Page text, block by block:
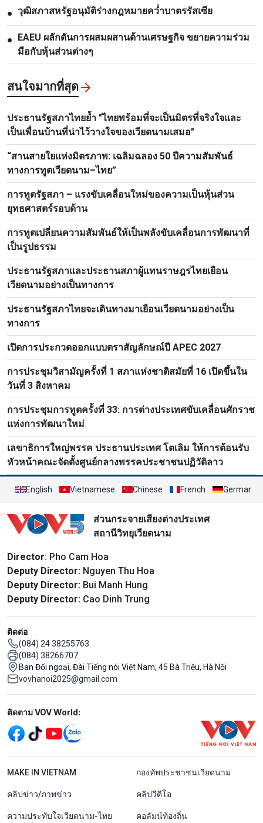
● วุฒิสภาสหรัฐอนุมัติร่างกฎหมายคว่ำบาตรรัสเซีย
● EAEU ผลักดันการผสมผสานด้านเศรษฐกิจ ขยายความร่วม
มือกับหุ้นส่วนต่างๆ
สนใจมากที่สุด
ประธานรัฐสภาไทยย้ำ "ไทยพร้อมที่จะเป็นมิตรที่จริงใจและ
เป็นเพื่อนบ้านที่น่าไว้วางใจของเวียดนามเสมอ"
“สานสายใยแห่งมิตรภาพ: เฉลิมฉลอง 50 ปีความสัมพันธ์
ทางการทูตเวียดนาม–ไทย”
การทูตรัฐสภา – แรงขับเคลื่อนใหม่ของความเป็นหุ้นส่วน
ยุทธศาสตร์รอบด้าน
การทูตเปลี่ยนความสัมพันธ์ให้เป็นพลังขับเคลื่อนการพัฒนาที่
เป็นรูปธรรม
ประธานรัฐสภาและประธานสภาผู้แทนราษฎรไทยเยือน
เวียดนามอย่างเป็นทางการ
ประธานรัฐสภาไทยจะเดินทางมาเยือนเวียดนามอย่างเป็น
ทางการ
เปิดการประกวดออกแบบตราสัญลักษณ์ปี APEC 2027
การประชุมวิสามัญครั้งที่ 1 สภาแห่งชาติสมัยที่ 16 เปิดขึ้นใน
วันที่ 3 สิงหาคม
การประชุมการทูตครั้งที่ 33: การต่างประเทศขับเคลื่อนศักราช
แห่งการพัฒนาใหม่
เลขาธิการใหญ่พรรค ประธานประเทศ โตเลิม ให้การต้อนรับ
หัวหน้าคณะจัดตั้งศูนย์กลางพรรคประชาชนปฏิวัติลาว
English Vietnamese Chinese French German
ส่วนกระจายเสียงต่างประเทศ
สถานีวิทยุเวียดนาม
Director: Pho Cam Hoa
Deputy Director: Nguyen Thu Hoa
Deputy Director: Bui Manh Hung
Deputy Director: Cao Dinh Trung
ติดต่อ
(084) 24 38255763
(084) 38266707
Ban Đối ngoại, Đài Tiếng nói Việt Nam, 45 Bà Triệu, Hà Nội
vovhanoi2025@gmail.com
Mạng xã hội
ติดตาม VOV World:
menu footer tiếng Thái
MAKE IN VIETNAM กองทัพประชาชนเวียดนาม
คลิปข่าว/ภาพข่าว คลิปวีดีโอ
ความประทับใจเวียดนาม-ไทย คอลัมน์ท้องถิ่น